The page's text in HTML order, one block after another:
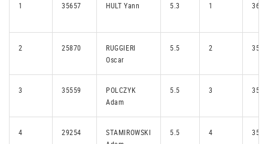
1 35657 HULT Yann 5.3 1
2 25870
RUGGIERI
Oscar
5.5 2
3 35559
POLCZYK
Adam
5.5 3
4 29254
STAMIROWSKI
5.5 4